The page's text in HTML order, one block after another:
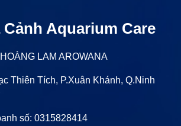
Cảnh Aquarium Care
LAM AROWANA
Thiên Tích, P.Xuân Khánh, Q.Ninh
số: 0315828414